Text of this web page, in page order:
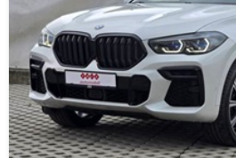
Min Max
Prikaži Obriši